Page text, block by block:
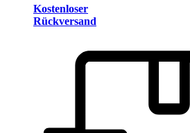
Kostenloser
Rückversand